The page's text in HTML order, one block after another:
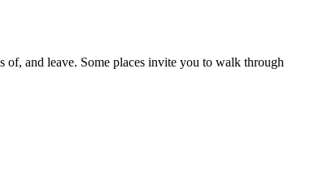
of, and leave. Some places invite you to walk through